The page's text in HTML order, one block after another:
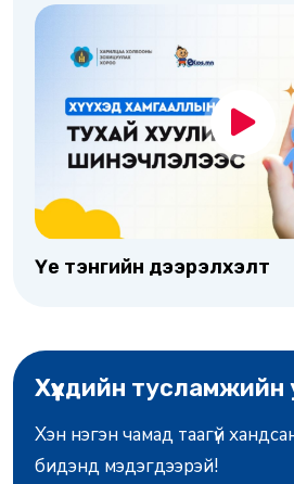
Үе тэнгийн дээрэлхэлт
Хүүхдийн тусламжийн
Хэн нэгэн чамад таагүй
бидэнд мэдэгдээрэй!